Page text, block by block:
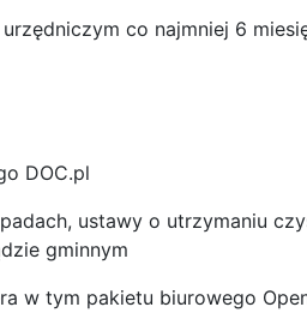
co najmniej 6
DOC.pl
ustawy o utrzymaniu
gminnym
w tym pakietu biurowego